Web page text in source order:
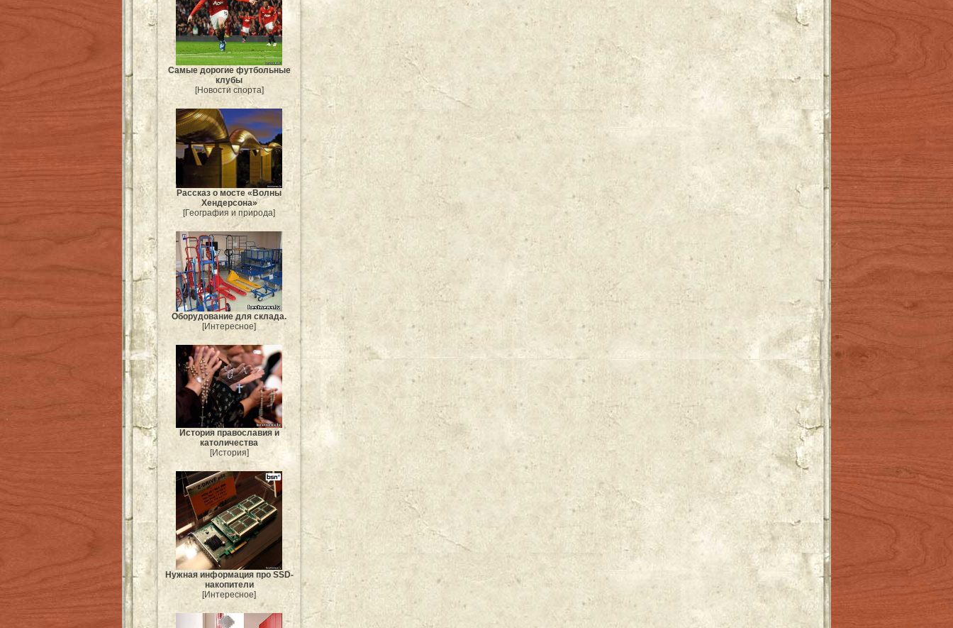
Самые дорогие футбольные
клубы
[Новости спорта]
Рассказ о мосте «Волны
Хендерсона»
[География и природа]
Оборудование для склада.
[Интересное]
История православия и
католичества
[История]
Нужная информация про SSD-
накопители
[Интересное]